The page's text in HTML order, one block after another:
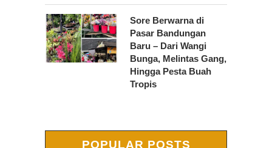
Sore Berwarna di
Pasar Bandungan
Baru – Dari Wangi
Bunga, Melintas Gang,
Hingga Pesta Buah
Tropis
POPULAR POSTS